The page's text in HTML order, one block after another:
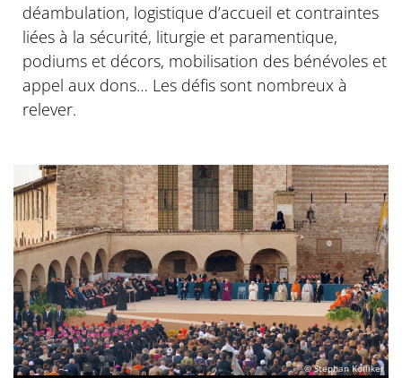
déambulation, logistique d’accueil et contraintes
liées à la sécurité, liturgie et paramentique,
podiums et décors, mobilisation des bénévoles et
appel aux dons… Les défis sont nombreux à
relever.
© Stephan Kölliker